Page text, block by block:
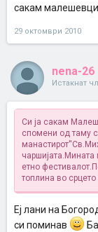
сакам малешевци
29 октомври 2010
nena-26
Истакнат
Си ја сакам
спомени од таму
чаршијата.Мината
етно
топлина во
Еј лани на
си поминав